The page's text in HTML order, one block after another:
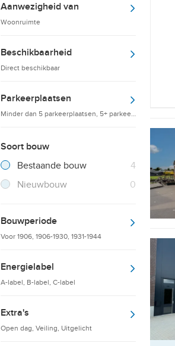
Aanwezigheid van
Woonruimte
Beschikbaarheid
Direct beschikbaar
Parkeerplaatsen
Minder dan 5 parkeerplaatsen, 5+ parkeerplaatsen, 10+
Soort bouw
Filter verwijderen
Bestaande bouw 4
Resultaten
Nieuwbouw
0
Resultaten
Bouwperiode
Voor 1906, 1906-1930, 1931-1944
Energielabel
A-label, B-label, C-label
Extra's
Open dag, Veiling, Uitgelicht